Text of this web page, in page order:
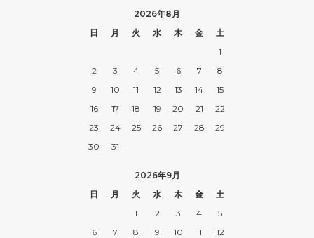
2026年8月
日
月 火 水 木 金
土
1
2
3 4 5 6 7
8
9
10 11 12 13 14
15
16
17 18 19 20 21
22
23
24 25 26 27 28
29
30
31
2026年9月
日
月 火 水 木 金
土
1
2 3 4
5
6
7 8 9 10 11
12